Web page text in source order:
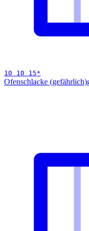
10 10 15*
Ofenschlacke (gefährlich)